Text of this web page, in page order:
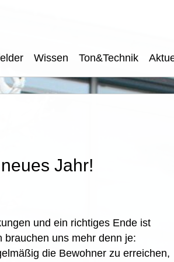
Wissen Ton&Technik
Jahr!
und ein richtiges Ende ist
brauchen uns mehr denn je:
die Bewohner zu erreichen,